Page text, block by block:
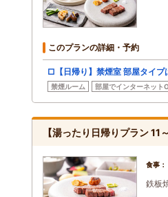
このプランの詳細・予約
□【日帰り】禁煙室 部屋タイ
禁煙ルーム 部屋でインターネット
【湯ったり日帰りプラン
食事：
鉄板